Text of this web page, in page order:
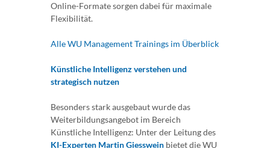
Online-Formate sorgen dabei für maximale
Flexibilität.
Alle WU Management Trainings im Überblick
Künstliche Intelligenz verstehen und
strategisch nutzen
Besonders stark ausgebaut wurde das
Weiterbildungsangebot im Bereich
Künstliche Intelligenz: Unter der Leitung des
KI-Experten Martin Giesswein bietet die WU